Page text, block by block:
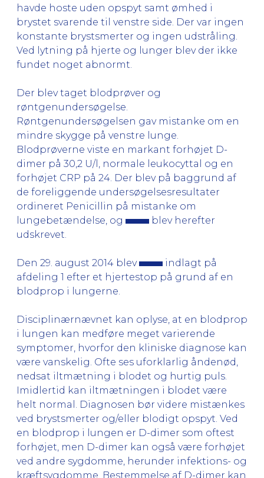
havde hoste uden opspyt samt ømhed i
brystet svarende til venstre side. Der var ingen
konstante brystsmerter og ingen udstråling.
Ved lytning på hjerte og lunger blev der ikke
fundet noget abnormt.
Der blev taget blodprøver og
røntgenundersøgelse.
Røntgenundersøgelsen gav mistanke om en
mindre skygge på venstre lunge.
Blodprøverne viste en markant forhøjet D-
dimer på 30,2 U/l, normale leukocyttal og en
forhøjet CRP på 24. Der blev på baggrund af
de foreliggende undersøgelsesresultater
ordineret Penicillin på mistanke om
lungebetændelse, og
blev herefter
udskrevet.
Den 29. august 2014 blev
indlagt på
afdeling 1 efter et hjertestop på grund af en
blodprop i lungerne.
Disciplinærnævnet kan oplyse, at en blodprop
i lungen kan medføre meget varierende
symptomer, hvorfor den kliniske diagnose kan
være vanskelig. Ofte ses uforklarlig åndenød,
nedsat iltmætning i blodet og hurtig puls.
Imidlertid kan iltmætningen i blodet være
helt normal. Diagnosen bør videre mistænkes
ved brystsmerter og/eller blodigt opspyt. Ved
en blodprop i lungen er D-dimer som oftest
forhøjet, men D-dimer kan også være forhøjet
ved andre sygdomme, herunder infektions- og
kræftsygdomme. Bestemmelse af D-dimer kan